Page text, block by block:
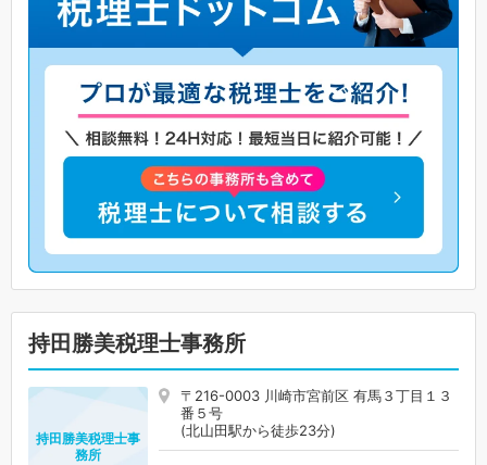
持田勝美税理士事務所
〒216-0003 川崎市宮前区 有馬３丁目１３
番５号
(北山田駅から徒歩23分)
持田勝美税理士事
務所